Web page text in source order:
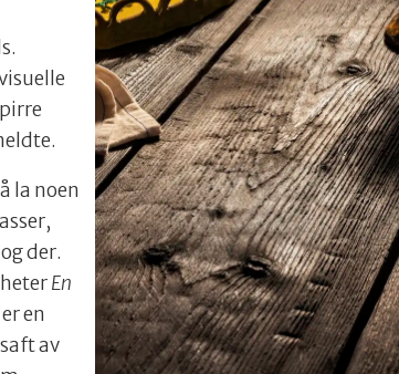
la noen
der.
En
en
av